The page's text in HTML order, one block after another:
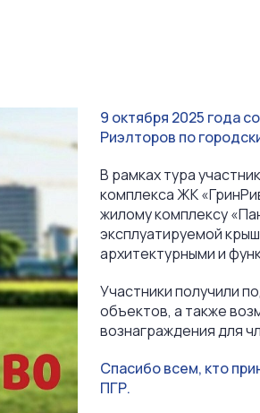
9 октября 2025 года
Риэлторов по
В рамках тура
комплекса ЖК
жилому комплексу
эксплуатируемой
архитектурными и
Участники получили
объектов, а также
вознаграждения для
Спасибо всем, кто
ПГР.